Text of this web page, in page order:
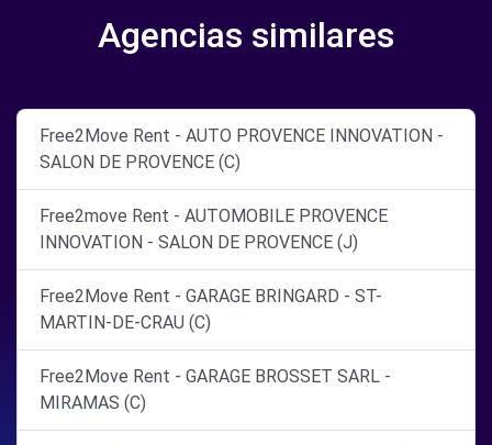
Agencias similares
Free2Move Rent - AUTO PROVENCE INNOVATION -
SALON DE PROVENCE (C)
Free2move Rent - AUTOMOBILE PROVENCE
INNOVATION - SALON DE PROVENCE (J)
Free2Move Rent - GARAGE BRINGARD - ST-
MARTIN-DE-CRAU (C)
Free2Move Rent - GARAGE BROSSET SARL -
MIRAMAS (C)